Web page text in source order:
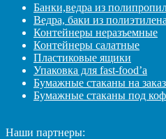
Банки,ведра из
Ведра, баки из полиэтилена
Контейнеры неразъемные
Контейнеры салатные
Пластиковые ящики
Упаковка для fast-food’а
Бумажные стаканы на заказ
Бумажные стаканы под
Наши партнеры: